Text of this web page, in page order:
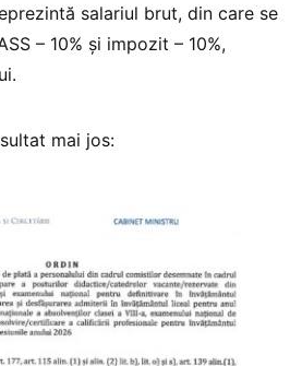
salariul brut, din care se
– 10% și impozit – 10%,
mai jos: